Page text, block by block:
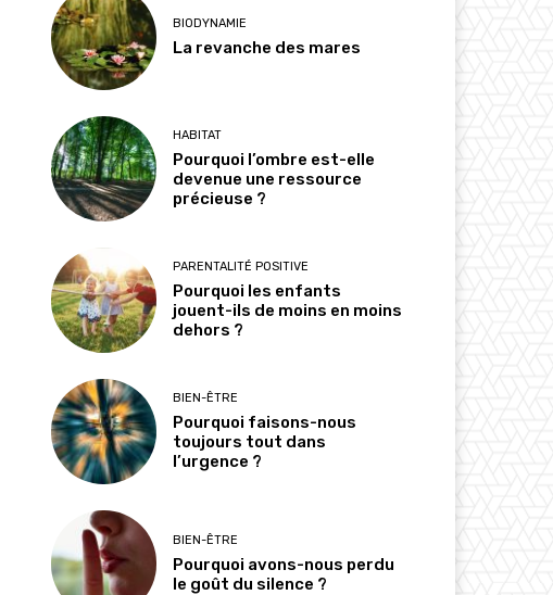
BIODYNAMIE
La revanche des mares
HABITAT
Pourquoi l’ombre est-elle
devenue une ressource
précieuse ?
PARENTALITÉ POSITIVE
Pourquoi les enfants
jouent-ils de moins en moins
dehors ?
BIEN-ÊTRE
Pourquoi faisons-nous
toujours tout dans
l’urgence ?
BIEN-ÊTRE
Pourquoi avons-nous perdu
le goût du silence ?